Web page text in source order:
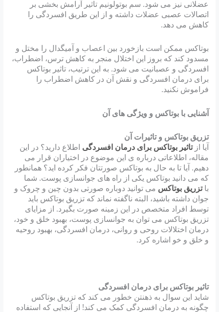
عضلانی نیز می شود. سم بوتولونیم تاثیر آرامش بخشی بر
اتصالات عصبی عضلات داشته و از این طریق افسردگی را
کاهش می دهد.
بوتاکس ممکن است بازخورد بین اعصاب و آمیگدال را مختل و
مسدود کند که بروز این اختلال منجر به کاهش ترس، اضطراب،
افسردگی و عصبانیت می شود. به این ترتیب، تاثیر بوتاکس
برای درمان افسردگی و نقش آن در کاهش اضطراب را
فراموش نکنید.
آشنایی با بوتاکس و ویژگی های آن
تزریق بوتاکس و تاثیرات آن
آیا ازتاثیر بوتاکس برای درمان افسردگی اطلاع دارید؟ در این
مقاله، اطلاعاتی درباره ی این موضوع در اختیاران قرار می
دهیم. آیا تا به حال به بوتاکس صورتتان فکر کرده اید؟ همانطور
که می دانید بوتاکس یکی از راه های جوانسازی پوست. شما
باتزریق بوتاکس می توانید دوباره صورتی بدون چین و چروک و
جوان داشته باشید، البته ناگفته نماند که تزریق بوتاکس باید
توسط افراد متخصص در این زمینه صورت بگیرد. از مزایای
تزریق بوتاکس می توان به جوانسازی پوست، بهبود خلق و خود،
درمان اختلالات روحی و روانی، درمان افسردگی، بهبود روحیه
و خلق و خو اشاره کرد.
تاثیر بوتاکس برای درمان افسردگی
شاید این سوال به ذهنتن خطور می کند که تزریق بوتاکس
چگونه به درمان افسردگی کمک می کند! از آنجایی که استفاده